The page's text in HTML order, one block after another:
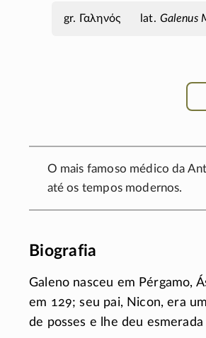
Γαληνός Galenus
O mais famoso médico da
até os tempos modernos.
Biografia
Galeno nasceu em Pérgamo,
em 129; seu pai, Nicon, era
de posses e lhe deu esmerada